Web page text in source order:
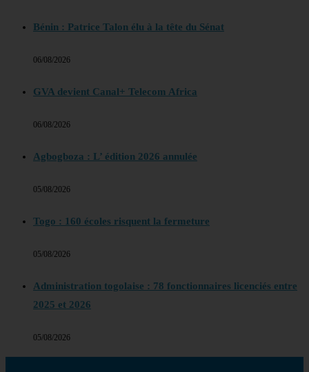
Bénin : Patrice Talon élu à la tête du Sénat
06/08/2026
GVA devient Canal+ Telecom Africa
06/08/2026
Agbogboza : L’ édition 2026 annulée
05/08/2026
Togo : 160 écoles risquent la fermeture
05/08/2026
Administration togolaise : 78 fonctionnaires licenciés entre
2025 et 2026
05/08/2026